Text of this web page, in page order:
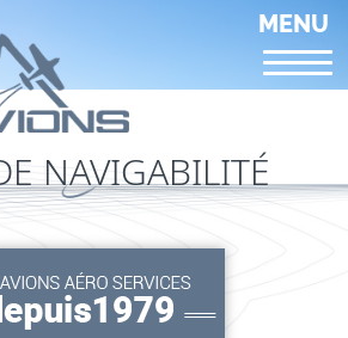
MENU
NAVIGABILITÉ